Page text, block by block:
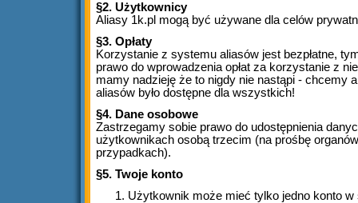
§2. Użytkownicy
Aliasy 1k.pl mogą być używane dla celów
§3. Opłaty
Korzystanie z systemu aliasów jest bezpłatne,
prawo do wprowadzenia opłat za korzystanie z
mamy nadzieję że to nigdy nie nastąpi - chcemy
aliasów było dostępne dla wszystkich!
§4. Dane osobowe
Zastrzegamy sobie prawo do udostępnienia
użytkownikach osobą trzecim (na prośbę
przypadkach).
§5. Twoje konto
Użytkownik może mieć tylko jedno konto